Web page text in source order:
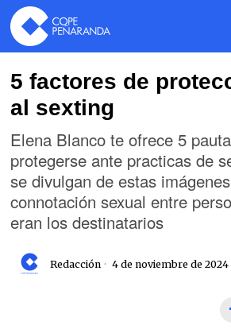
5 factores de
al sexting
Elena Blanco te ofrece 5
protegerse ante practicas de
se divulgan de estas
connotación sexual entre
eran los destinatarios
Redacción 4 de noviembre de 2024